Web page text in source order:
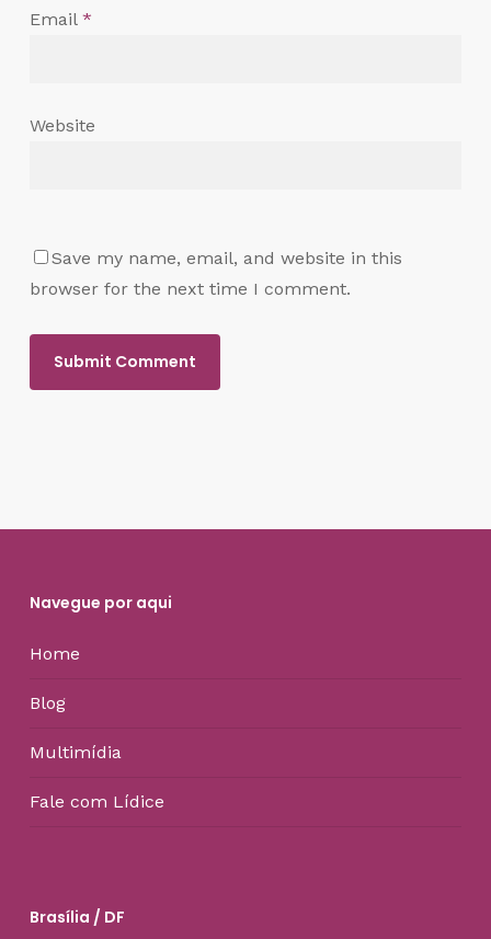
Email *
Website
Save my name, email, and website in this
browser for the next time I comment.
Navegue por aqui
Home
Blog
Multimídia
Fale com Lídice
Brasília / DF